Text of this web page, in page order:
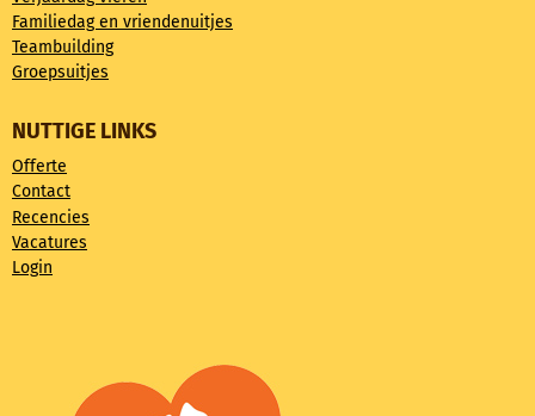
Familiedag en vriendenuitjes
Teambuilding
Groepsuitjes
NUTTIGE LINKS
Offerte
Contact
Recencies
Vacatures
Login